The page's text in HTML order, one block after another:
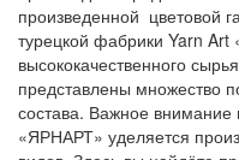
произведенной цветовой
турецкой фабрики Yarn Art
высококачественного
представлены множество
состава. Важное внимание
«ЯРНАРТ» уделяется